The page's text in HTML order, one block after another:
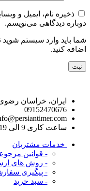
ذخیره نام، ایمیل و
دوباره دیدگاهی می‌نویسم.
شما باید وارد سیستم شوید
اضافه کنید.
ایران، خراسان
09152470676
ساعت کاری 9 الی 19
خدمات مشتریان
- قوانین
- روش های
- پیگیری
- سبد خرید